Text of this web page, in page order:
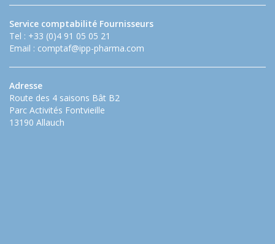
Service comptabilité Fournisseurs
Tel : +33 (0)4 91 05 05 21
Email : comptaf@ipp-pharma.com
Adresse
Route des 4 saisons Bât B2
Parc Activités Fontvieille
13190 Allauch